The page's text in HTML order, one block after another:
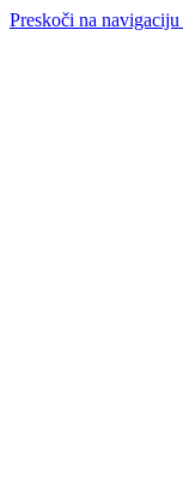
Preskoči na navigaciju